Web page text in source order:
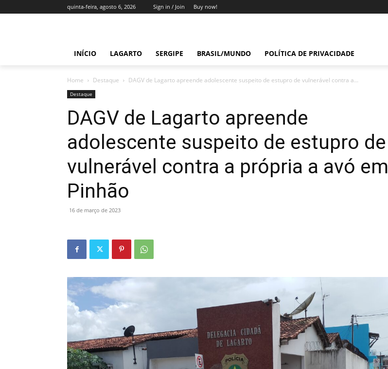
quinta-feira, agosto 6, 2026 Sign in / Join Buy now!
INÍCIO LAGARTO SERGIPE BRASIL/MUNDO POLÍTICA DE PRIVACIDADE
Home Destaque DAGV de Lagarto apreende adolescente suspeito de estupro de vulnerável contra a...
Destaque
DAGV de Lagarto apreende
adolescente suspeito de estupro de
vulnerável contra a própria a avó em
Pinhão
16 de março de 2023